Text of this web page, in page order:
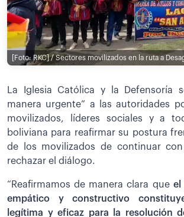
[Foto: RKC] / Sectores movilizados en la ruta a
La Iglesia Católica y la Defensoría
manera urgente” a las autoridades
movilizados, líderes sociales y a
boliviana para reafirmar su postura
de los movilizados de continuar
rechazar el diálogo.
“Reafirmamos de manera clara que el
empático y constructivo
legítima y eficaz para la resolución